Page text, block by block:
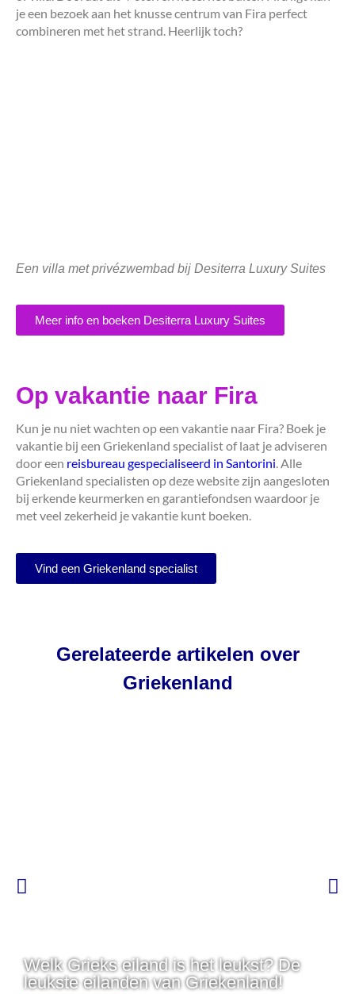
je een bezoek aan het knusse centrum van Fira perfect
combineren met het strand. Heerlijk toch?
Een villa met privézwembad bij Desiterra Luxury Suites
Meer info en boeken Desiterra Luxury Suites
Op vakantie naar Fira
Kun je nu niet wachten op een vakantie naar Fira? Boek je
vakantie bij een Griekenland specialist of laat je adviseren
door een reisbureau gespecialiseerd in Santorini. Alle
Griekenland specialisten op deze website zijn aangesloten
bij erkende keurmerken en garantiefondsen waardoor je
met veel zekerheid je vakantie kunt boeken.
Vind een Griekenland specialist
Gerelateerde artikelen over
Griekenland
Welk Grieks eiland is het leukst? De
leukste eilanden van Griekenland!